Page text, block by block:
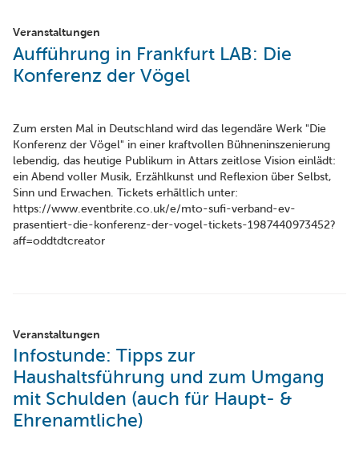
Veranstaltungen
Aufführung in Frankfurt LAB: Die
Konferenz der Vögel
Zum ersten Mal in Deutschland wird das legendäre Werk "Die
Konferenz der Vögel" in einer kraftvollen Bühneninszenierung
lebendig, das heutige Publikum in Attars zeitlose Vision einlädt:
ein Abend voller Musik, Erzählkunst und Reflexion über Selbst,
Sinn und Erwachen. Tickets erhältlich unter:
https://www.eventbrite.co.uk/e/mto-sufi-verband-ev-
prasentiert-die-konferenz-der-vogel-tickets-1987440973452?
aff=oddtdtcreator
Veranstaltungen
Infostunde: Tipps zur
Haushaltsführung und zum Umgang
mit Schulden (auch für Haupt- &
Ehrenamtliche)